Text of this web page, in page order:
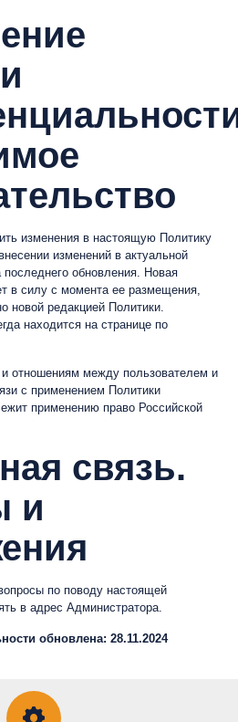
изменения в настоящую Политику
изменений в актуальной
последнего обновления. Новая
в силу с момента ее размещения,
новой редакцией Политики.
находится на странице по
отношениям между пользователем и
с применением Политики
применению право Российской
связь.
и
по поводу настоящей
в адрес Администратора.
обновлена: 28.11.2024